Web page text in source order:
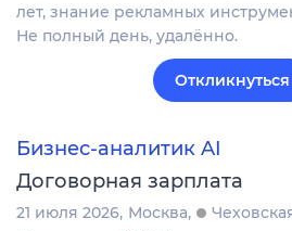
лет, знание рекламных
Не полный день, удалённо.
Откликнуться
Бизнес-аналитик AI
Договорная зарплата
21 июля 2026 Москва